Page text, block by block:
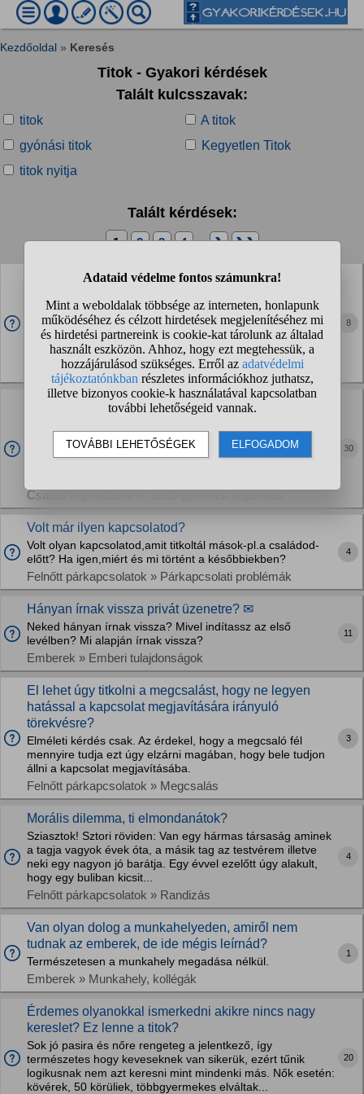
Kezdőoldal » Keresés
Titok - Gyakori kérdések
Talált kulcsszavak:
titok
A titok
gyónási titok
Kegyetlen Titok
titok nyitja
Talált kérdések:
1 2 3 4 ... ❯ ❯❯
Ebben az esetben tényleg az lenne a megfelelő
Nem vagyok bosszúálló de ez most nagyon szarul esik és
22évesen nincs sok élettapasztalatom,pláne ilyen témában.
Középsuli végén nagyon jó viszonyba lettem egy lánnyal,ez
az iskola után is így maradt. Mindent...
Felnőtt párkapcsolatok » Egyéb kérdések
8
Jó ötlet a páromnál tartani a pénzemet, ha itthon az
anyám folyamatosan elveszi?
Felnőtt vagyok már, részmunkaidőben dolgozom, mellette
most mennék tovább tanulni, hogy hátha előrébb tudok
Családi kapcsolatok » Szülő-gyermek kapcsolat
30
Volt már ilyen kapcsolatod?
Volt olyan kapcsolatod,amit titkoltál mások-pl.a családod-
előtt? Ha igen,miért és mi történt a későbbiekben?
Felnőtt párkapcsolatok » Párkapcsolati problémák
4
Hányan írnak vissza privát üzenetre? ✉
Neked hányan írnak vissza? Mivel indítassz az első
levélben? Mi alapján írnak vissza?
Emberek » Emberi tulajdonságok
11
El lehet úgy titkolni a megcsalást, hogy ne legyen
hatással a kapcsolat megjavítására irányuló
törekvésre?
Elméleti kérdés csak. Az érdekel, hogy a megcsaló fél
mennyire tudja ezt úgy elzárni magában, hogy bele tudjon
állni a kapcsolat megjavításába.
Felnőtt párkapcsolatok » Megcsalás
3
Morális dilemma, ti elmondanátok?
Sziasztok! Sztori röviden: Van egy hármas társaság aminek
a tagja vagyok évek óta, a másik tag az testvérem illetve
neki egy nagyon jó barátja. Egy évvel ezelőtt úgy alakult,
hogy egy buliban kicsit...
Felnőtt párkapcsolatok » Randizás
4
Van olyan dolog a munkahelyeden, amiről nem
tudnak az emberek, de ide mégis leírnád?
Természetesen a munkahely megadása nélkül.
Emberek » Munkahely, kollégák
1
Érdemes olyanokkal ismerkedni akikre nincs nagy
kereslet? Ez lenne a titok?
Sok jó pasira és nőre rengeteg a jelentkező, így
természetes hogy keveseknek van sikerük, ezért tűnik
logikusnak nem azt keresni mint mindenki más. Nők esetén:
kövérek, 50 körüliek, többgyermekes elváltak...
20